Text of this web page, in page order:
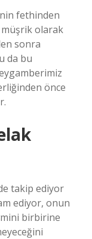
fethinden
olarak
sonra
da bu
önce
takip ediyor
ediyor, onun
birbirine